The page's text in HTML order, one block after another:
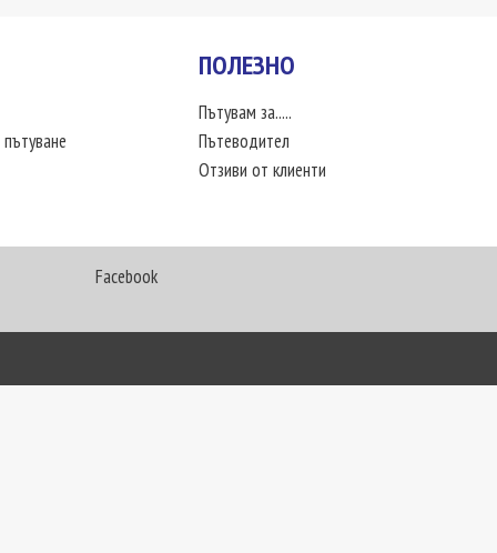
ПОЛЕЗНО
Пътувам за.....
Пътеводител
Отзиви от клиенти
Facebook